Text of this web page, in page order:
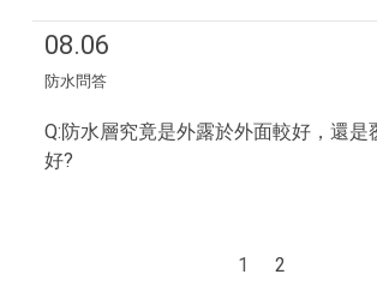
08.06
防水問答
Q:防水層究竟是外露於外面較好，還是
好?
1 2